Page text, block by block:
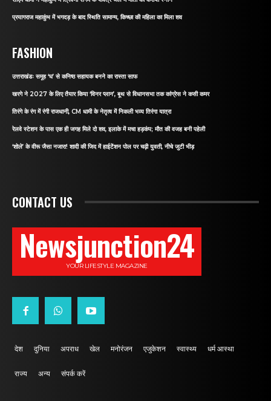
प्रयागराज महाकुंभ में भगदड़ के बाद स्थिति सामान्य, किच्छा की महिला का मिला शव
FASHION
उत्तराखंडः समूह ‘घ’ से कनिष्ठ सहायक बनने का रास्ता साफ
खरगे ने 2027 के लिए तैयार किया ‘विनर प्लान’, बूथ से विधानसभा तक कांग्रेस ने कसी कमर
तिरंगे के रंग में रंगी राजधानी, CM धामी के नेतृत्व में निकली भव्य तिरंगा यात्रा
रेलवे स्टेशन के पास एक ही जगह मिले दो शव, इलाके में मचा हड़कंप; मौत की वजह बनी पहेली
‘शोले’ के वीरू जैसा नजारा! शादी की जिद में हाईटेंशन पोल पर चढ़ी युवती, नीचे जुटी भीड़
CONTACT US
Newsjunction24
YOUR LIFESTYLE MAGAZINE
देश दुनिया अपराध खेल मनोरंजन एजुकेशन स्वास्थ्य धर्म आस्था
राज्य अन्य संपर्क करें